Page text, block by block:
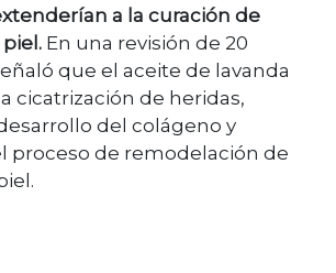
a la curación de
En una revisión de 20
que el aceite de lavanda
cicatrización de heridas,
del colágeno y
proceso de remodelación de